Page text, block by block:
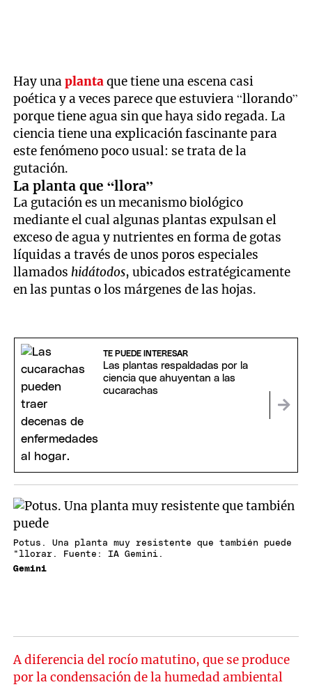
Hay unaplantaque tiene una escena casi
poética y a veces parece que estuviera “llorando”
porque tiene agua sin que haya sido regada. La
ciencia tiene una explicación fascinante para
este fenómeno poco usual: se trata de la
gutación.
La planta que “llora”
La gutación es un mecanismo biológico
mediante el cual algunas plantas expulsan el
exceso de agua y nutrientes en forma de gotas
líquidas a través de unos poros especiales
llamados hidátodos, ubicados estratégicamente
en las puntas o los márgenes de las hojas.
TE PUEDE INTERESAR
Las plantas respaldadas por la
ciencia que ahuyentan a las
cucarachas
Potus. Una planta muy resistente que también puede
"llorar. Fuente: IA Gemini.
Gemini
A diferencia del rocío matutino, que se produce
por la condensación de la humedad ambiental